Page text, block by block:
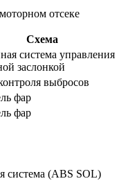
Схема
система управления
заслонкой
выбросов
фар
фар
система (ABS SOL)